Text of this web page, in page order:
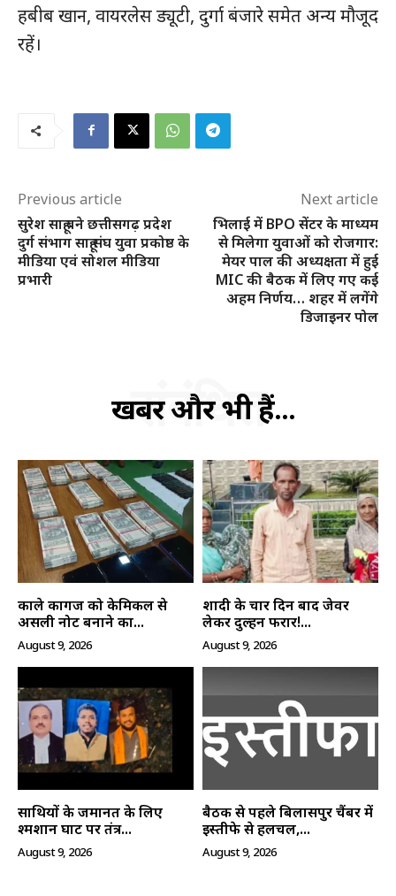
हमसे जुड़े
हबीब खान, वायरलेस ड्यूटी, दुर्गा बंजारे समेत अन्य मौजूद
रहें।
Previous article
सुरेश साहू बने छत्तीसगढ़ प्रदेश
दुर्ग संभाग साहू संघ युवा प्रकोष्ठ के
मीडिया एवं सोशल मीडिया
प्रभारी
Next article
भिलाई में BPO सेंटर के माध्यम
से मिलेगा युवाओं को रोजगार:
मेयर पाल की अध्यक्षता में हुई
MIC की बैठक में लिए गए कई
अहम निर्णय… शहर में लगेंगे
डिजाइनर पोल
खबरें और भी हैं...
संबंधित
काले कागज को केमिकल से
असली नोट बनाने का...
August 9, 2026
शादी के चार दिन बाद जेवर
लेकर दुल्हन फरार!...
August 9, 2026
साथियों के जमानत के लिए
श्मशान घाट पर तंत्र...
August 9, 2026
बैठक से पहले बिलासपुर चैंबर में
इस्तीफे से हलचल,...
August 9, 2026